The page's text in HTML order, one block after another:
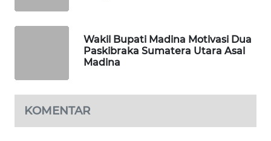
Wakil Bupati Madina Motivasi Dua
Paskibraka Sumatera Utara Asal
Madina
KOMENTAR
METRO
JAKARTA